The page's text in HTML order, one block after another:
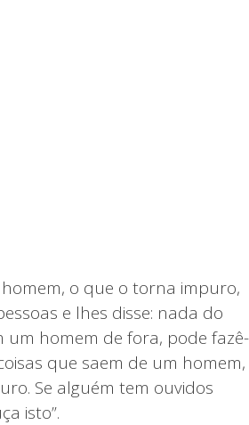
o que o torna impuro,
e lhes disse: nada do
um homem de fora, pode fazê-
que saem de um homem,
Se alguém tem ouvidos
isto”.